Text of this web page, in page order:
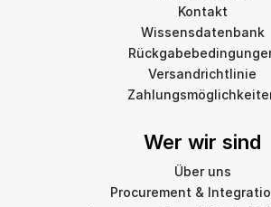
Kontakt
Wissensdatenbank
Versandrichtlinie
Wer wir sind
Über uns
Procurement &